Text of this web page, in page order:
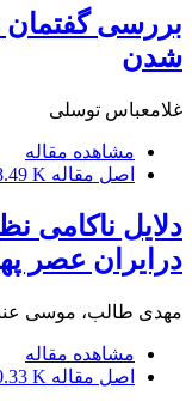
بررسی
شدن
غلامعباس توسلی
مشاهده مقاله
اصل مقاله K
دلایل ناکامی
درایران عصر
مهدی طالب، موسی
مشاهده مقاله
اصل مقاله K